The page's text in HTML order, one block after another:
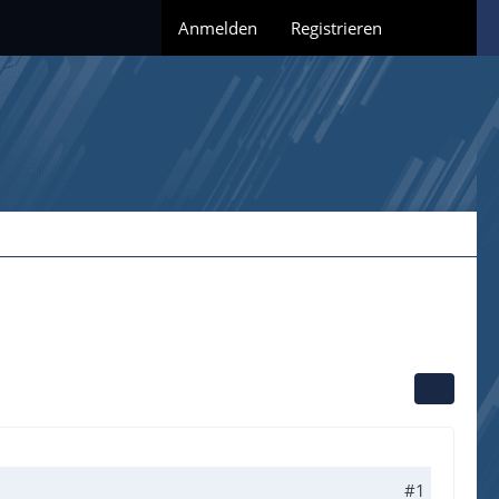
Anmelden Registrieren
#1